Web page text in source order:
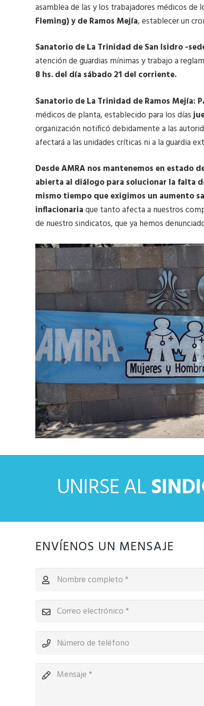
asamblea de las y los trabajadores médicos de
Fleming) y de Ramos Mejía, establecer un
Sanatorio de La Trinidad de San Isidro -
atención de guardias mínimas y trabajo a
8 hs. del día sábado 21 del corriente.
Sanatorio de La Trinidad de Ramos Mejía:
médicos de planta, establecido para los días
organización notificó debidamente a las
afectará a las unidades críticas ni a la guardia
Desde AMRA nos mantenemos en estado
abierta al diálogo para solucionar la falta
mismo tiempo que exigimos un aumento
inflacionariaque tanto afecta a nuestros
de nuestro sindicatos, que ya hemos
UNIRSE AL
ENVÍENOS UN MENSAJE